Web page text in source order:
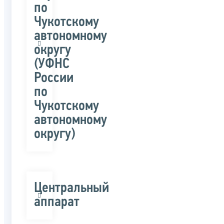
по
Чукотскому
автономному
округу
(УФНС
России
по
Чукотскому
автономному
округу)
Центральный
аппарат